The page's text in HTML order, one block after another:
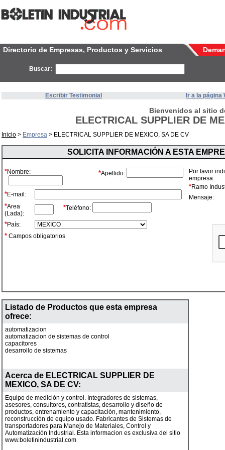
Directorio de Empresas, Productos y Servicios
Buscar:
Escribir Testimonial Ir a la página
Bienvenidos al sitio
ELECTRICAL SUPPLIER DE
Inicio > Empresa > ELECTRICAL SUPPLIER DE MEXICO, SA DE CV
SOLICITA INFORMACIÓN A ESTA
*Nombre: *Apellido:
*E-mail:
*Area
(Lada):
*Teléfono:
*País:
* Campos obligatorios
Por favor
empresa
*Ramo
Mensaje:
Listado de Productos que esta empresa
ofrece:
automatizacion
automatizacion de sistemas de control
capacitores
desarrollo de sistemas
Acerca de ELECTRICAL SUPPLIER DE
MEXICO, SA DE CV:
Equipo de medición y control. Integradores de sistemas,
asesores, consultores, contratistas, desarrollo y diseño de
productos, entrenamiento y capacitación, mantenimiento,
reconstrucción de equipo usado. Fabricantes de Sistemas de
transportadores para Manejo de Materiales, Control y
Automatización Industrial. Esta informacion es exclusiva del sitio
www.boletinindustrial.com